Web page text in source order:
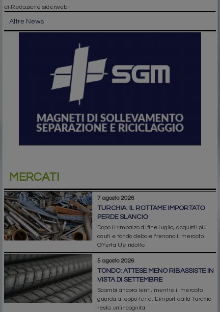
di Redazione siderweb
Altre News
MERCATI
7 agosto 2026
TURCHIA: IL ROTTAME IMPORTATO
PERDE SLANCIO
Dopo il rimbalzo di fine luglio, acquisti più
cauti e tondo debole frenano il mercato.
Offerta Ue ridotta
5 agosto 2026
TONDO: ATTESE MENO RIBASSISTE IN
VISTA DI SETTEMBRE
Scambi ancora lenti, mentre il mercato
guarda al dopo ferie. L’import dalla Turchia
resta un’incognita